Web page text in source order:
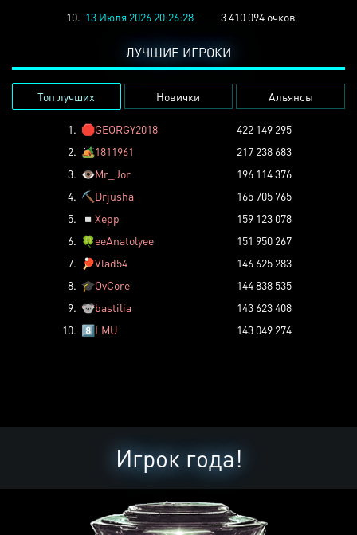
10. 13 Июля 2026 20:26:28 3 410 094 очков
ЛУЧШИЕ ИГРОКИ
Топ лучших Новички Альянсы
1. 🛑GEORGY2018
422 149 295
2. 🏕️1811961
217 238 683
3. 👁️Mr_Jor
196 114 376
4. ⛏️ Drjusha
165 705 765
5.
◽ Xepp
159 123 078
6. 🍀eeAnatolyee
151 950 267
7.
🏓Vlad54
146 625 283
8. 🎓OvCore
144 838 535
9. 🐨bastilia
143 623 408
10. 8️⃣LMU 143 049 274
Игрок года!